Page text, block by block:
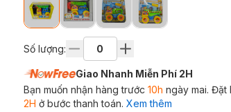
Số lượng:
Giao Nhanh Miễn Phí 2H
Bạn muốn nhận hàng trước 10h ngày mai. Đặt
2H ở bước thanh toán. Xem thêm